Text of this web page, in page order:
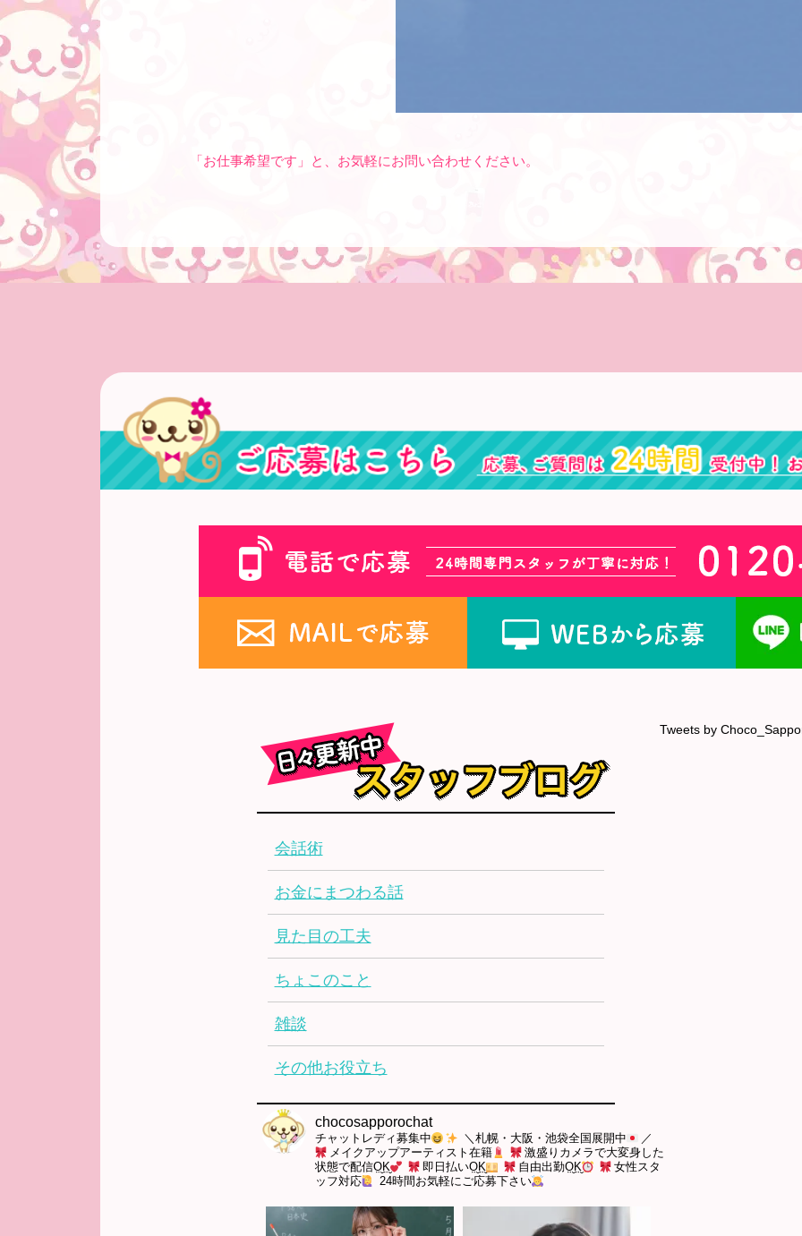
「お仕事希望です」と、お気軽にお問い合わせください。
会話術
お金にまつわる話
見た目の工夫
ちょこのこと
雑談
その他お役立ち
Tweets by
chocosapporochat
チャットレディ募集中 ＼札幌・大阪・池袋全国展開中
／
メイクアップアーティスト在籍
激盛りカメラで大変身した
状態で配信‪O̤̮K̤̮‬
即日払い‪O̤̮K̤̮‬ 自由出勤‪O̤̮K̤̮
女性スタ
ッフ対応
24時間お気軽にご応募下さい